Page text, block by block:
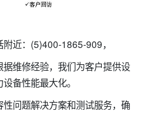
近：(5)400-1865-909，
维修经验，我们为客户提供设
备性能最大化。
问题解决方案和测试服务，确